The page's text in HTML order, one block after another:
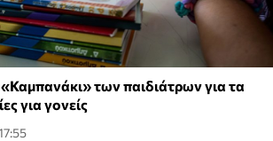
των παιδιάτρων για τα
για γονείς